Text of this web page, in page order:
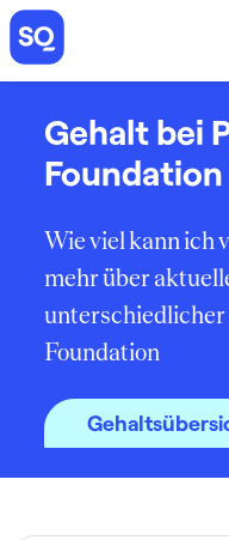
Gehalt bei
Foundation
Wie viel kann ich
mehr über
unterschiedlicher
Foundation